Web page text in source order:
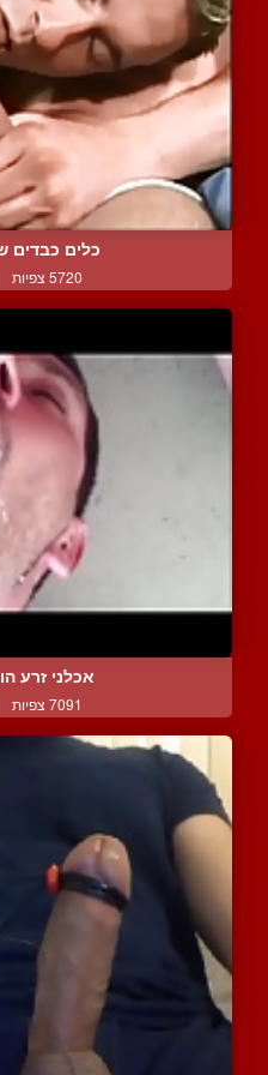
כלים כבדים
5720 צפיות
אכלני זרע
7091 צפיות